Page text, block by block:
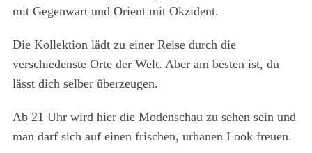
mit Gegenwart und Orient mit Okzident.
Die Kollektion lädt zu einer Reise durch die
verschiedenste Orte der Welt. Aber am besten ist, du
lässt dich selber überzeugen.
Ab 21 Uhr wird hier die Modenschau zu sehen sein und
man darf sich auf einen frischen, urbanen Look freuen.